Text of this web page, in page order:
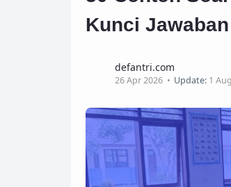
Kunci
defantri.com
26 Apr 2026 Update: 1